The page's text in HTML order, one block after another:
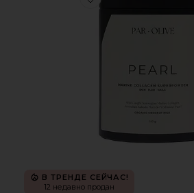
Favorite КОЛЛАГЕН MARINE
В ТРЕНДЕ СЕЙЧАС!
12 недавно продан